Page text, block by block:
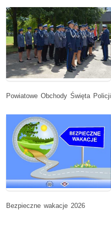
Powiatowe Obchody Święta Policji
Bezpieczne wakacje 2026